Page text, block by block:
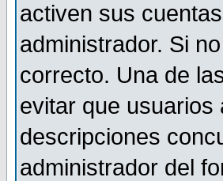
activen sus
administrador. Si
correcto. Una de
evitar que
descripciones
administrador del